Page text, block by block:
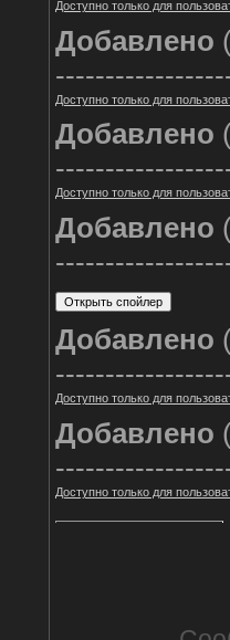
Доступно только для
Добавлено
Доступно только для
Добавлено
Доступно только для
Добавлено
Добавлено
Доступно только для
Добавлено
Доступно только для